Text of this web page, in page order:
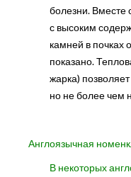
болезни. Вместе
с высоким
камней в почках
показано.
жарка)
но не более чем
Англоязычная
В некоторых